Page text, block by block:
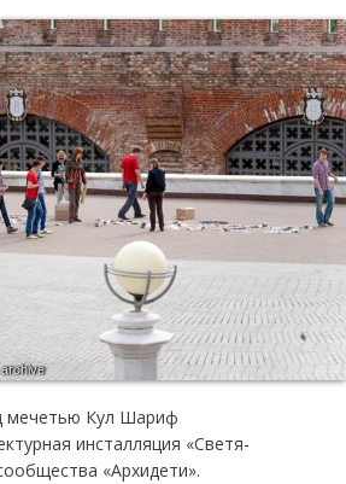
мечетью Кул Шариф
ин­стал­ля­ция «Све­тя­
«Ар­хи­де­ти».